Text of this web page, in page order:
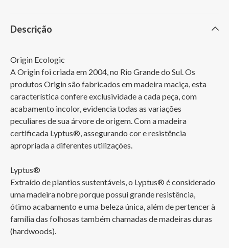
Descrição
Origin Ecologic
A Origin foi criada em 2004, no Rio Grande do Sul. Os
produtos Origin são fabricados em madeira maciça, esta
característica confere exclusividade a cada peça, com
acabamento incolor, evidencia todas as variações
peculiares de sua árvore de origem. Com a madeira
certificada Lyptus®, assegurando cor e resistência
apropriada a diferentes utilizações.
Lyptus®
Extraído de plantios sustentáveis, o Lyptus® é considerado
uma madeira nobre porque possui grande resistência,
ótimo acabamento e uma beleza única, além de pertencer à
família das folhosas também chamadas de madeiras duras
(hardwoods).